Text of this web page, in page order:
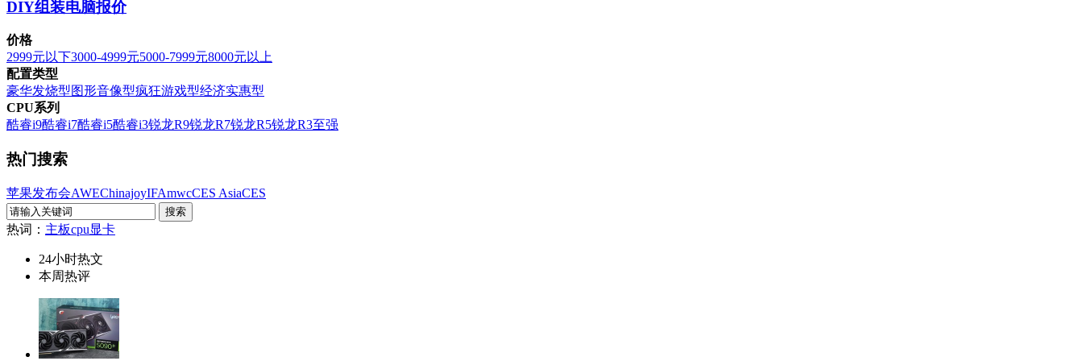
DIY组装电脑报价
价格
2999元以下3000-4999元5000-7999元8000元以上
配置类型
豪华发烧型图形音像型疯狂游戏型经济实惠型
CPU系列
酷睿i9酷睿i7酷睿i5酷睿i3锐龙R9锐龙R7锐龙R5锐龙R3至强
热门搜索
苹果发布会AWEChinajoyIFAmwcCES AsiaCES
热词： 主板cpu显卡
24小时热文
本周热评